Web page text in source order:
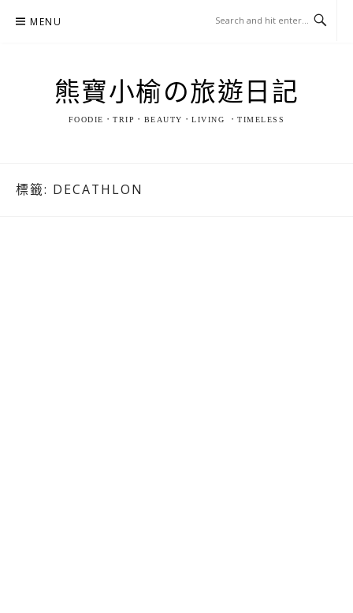
MENU
熊寶小榆の旅遊日記
FOODIE．TRIP．BEAUTY．LIVING ．TIMELESS
標籤: DECATHLON